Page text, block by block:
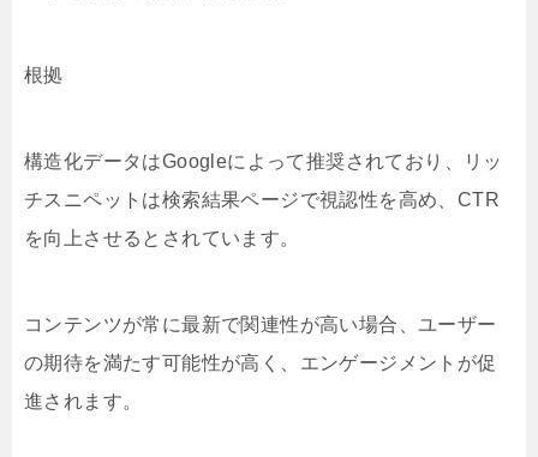
根拠
構造化データはGoogleによって推奨されており、リッ
チスニペットは検索結果ページで視認性を高め、CTR
を向上させるとされています。
コンテンツが常に最新で関連性が高い場合、ユーザー
の期待を満たす可能性が高く、エンゲージメントが促
進されます。